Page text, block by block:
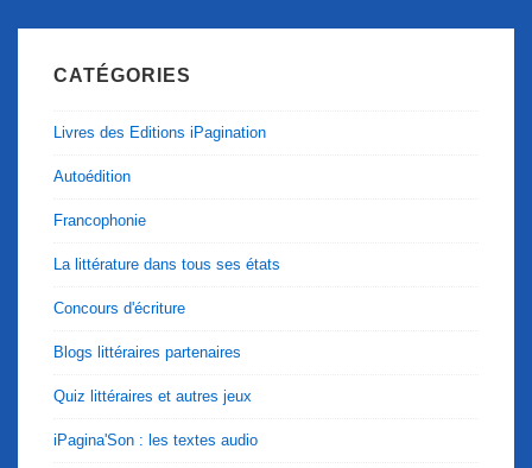
CATÉGORIES
Livres des Editions iPagination
Autoédition
Francophonie
La littérature dans tous ses états
Concours d'écriture
Blogs littéraires partenaires
Quiz littéraires et autres jeux
iPagina'Son : les textes audio